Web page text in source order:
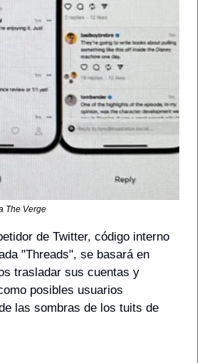
The Verge
de Twitter, código interno
"Threads", se basará en
trasladar sus cuentas y
posibles usuarios
las sombras de los tuits de